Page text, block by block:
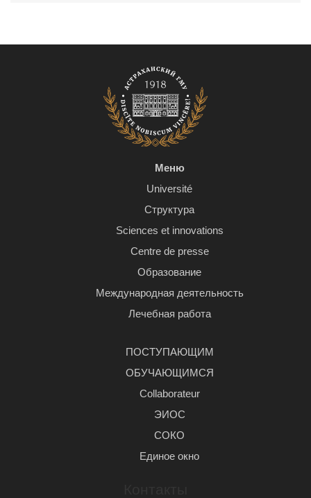
Меню
Université
Структура
Sciences et innovations
Centre de presse
Образование
Международная деятельность
Лечебная работа
ПОСТУПАЮЩИМ
ОБУЧАЮЩИМСЯ
Сollaborateur
ЭИОС
СОКО
Единое окно